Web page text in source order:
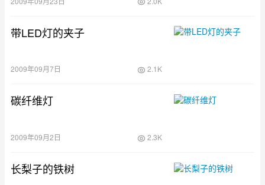
带LED灯的夹子
2009年09月7日 2.1K
碳纤维灯
2009年09月2日 2.3K
长梨子的铁树